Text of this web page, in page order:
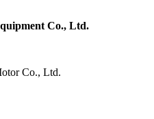
Co., Ltd.
Co., Ltd.